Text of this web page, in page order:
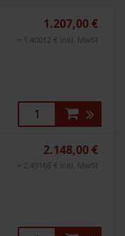
1.207,00 €
= 1.40012 € inkl. MwSt
2.148,00 €
= 2.49168 € inkl. MwSt